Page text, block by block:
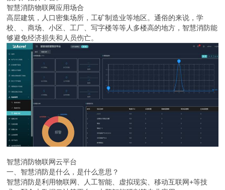
智慧消防物联网应用场合
高层建筑，人口密集场所，工矿制造业等地区。通俗的来说，学
校、、商场、小区、工厂、写字楼等等人多楼高的地方，智慧消防能
够避免经济损失和人员伤亡。
智慧消防物联网云平台
一、智慧消防是什么，是什么意思？
智慧消防是利用物联网、人工智能、虚拟现实、移动互联网+等技